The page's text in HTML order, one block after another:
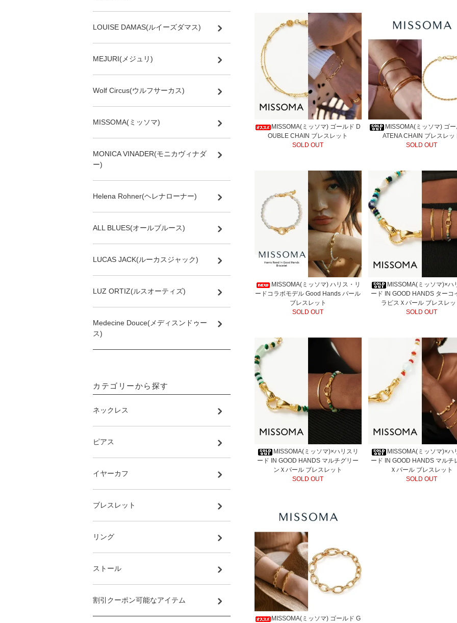
MISSOMA(ミッソマ) ゴールド D
OUBLE CHAIN ブレスレット
SOLD OUT
MISSOMA(ミッソマ) ゴ
ATENA CHAIN ブレスレッ
SOLD OUT
MISSOMA(ミッソマ) ハリス・リ
ードコラボモデル Good Hands パール
ブレスレット
SOLD OUT
MISSOMA(ミッソマ)×ハ
ード IN GOOD HANDS ターコ
ラピスＸパール ブレスレッ
SOLD OUT
MISSOMA(ミッソマ)×ハリスリ
ード IN GOOD HANDS マルチグリー
ンＸパール ブレスレット
SOLD OUT
MISSOMA(ミッソマ)×ハ
ード IN GOOD HANDS マルチ
Ｘパール ブレスレット
SOLD OUT
MISSOMA(ミッソマ) ゴールド G
LOUISE DAMAS(ルイーズダマス)
MEJURI(メジュリ)
Wolf Circus(ウルフサーカス)
MISSOMA(ミッソマ)
MONICA VINADER(モニカヴィナダ
ー)
Helena Rohner(ヘレナローナー)
ALL BLUES(オールブルース)
LUCAS JACK(ルーカスジャック)
LUZ ORTIZ(ルスオーティズ)
Medecine Douce(メディスンドゥー
ス)
カテゴリーから探す
ネックレス
ピアス
イヤーカフ
ブレスレット
リング
ストール
割引クーポン可能なアイテム